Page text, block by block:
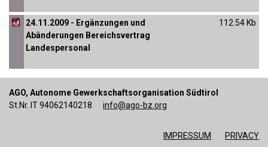
24.11.2009 - Ergänzungen und
Abänderungen Bereichsvertrag
Landespersonal
112.54 Kb
AGO, Autonome Gewerkschaftsorganisation Südtirol
St.Nr. IT 94062140218
info@ago-bz.org
IMPRESSUM PRIVACY